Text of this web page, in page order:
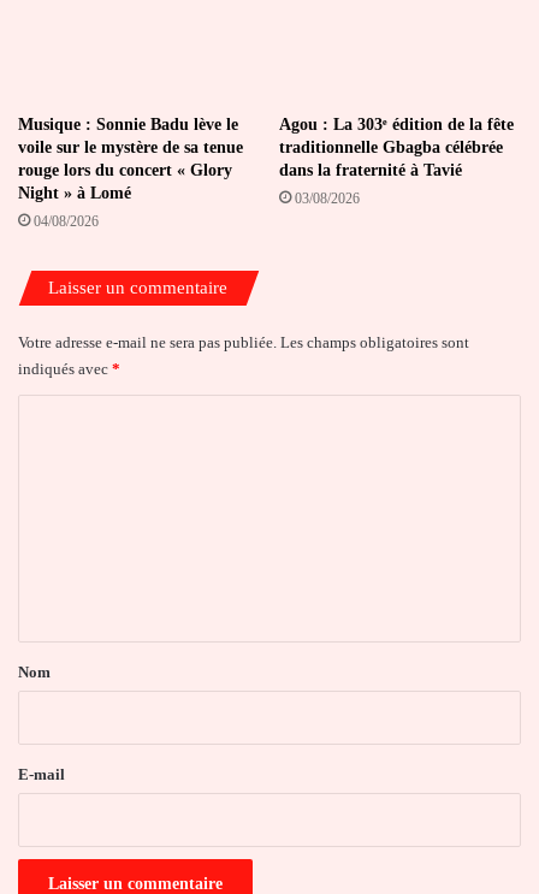
Musique : Sonnie Badu lève le
voile sur le mystère de sa tenue
rouge lors du concert « Glory
Night » à Lomé
04/08/2026
Agou : La 303ᵉ édition de la fête
traditionnelle Gbagba célébrée
dans la fraternité à Tavié
03/08/2026
Laisser un commentaire
Votre adresse e-mail ne sera pas publiée. Les champs obligatoires sont
indiqués avec *
a
e
Nom
E-mail